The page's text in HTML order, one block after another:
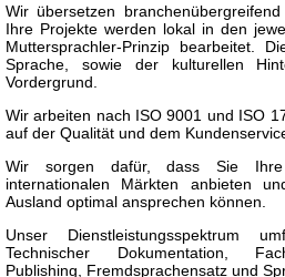
Wir übersetzen
Ihre Projekte werden lokal in den
Muttersprachler-Prinzip bearbeitet.
Sprache, sowie der kulturellen
Vordergrund.
Wir arbeiten nach ISO 9001 und ISO
auf der Qualität und dem
Wir sorgen dafür, dass Sie Ihre
internationalen Märkten anbieten
Ausland optimal ansprechen können.
Unser Dienstleistungsspektrum
Technischer Dokumentation,
Publishing, Fremdsprachensatz und